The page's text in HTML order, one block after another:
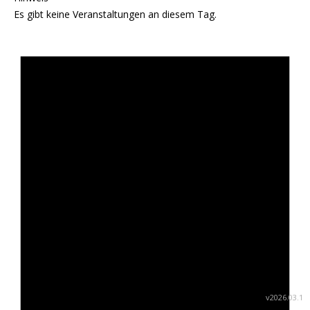
Es gibt keine Veranstaltungen an diesem Tag.
v2026.03.1